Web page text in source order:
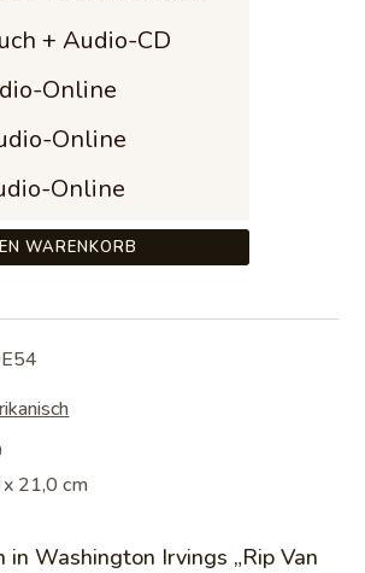
+ Audio-CD
Online
Online
Online
WARENKORB
21,0 cm
in Washington Irvings „Rip Van